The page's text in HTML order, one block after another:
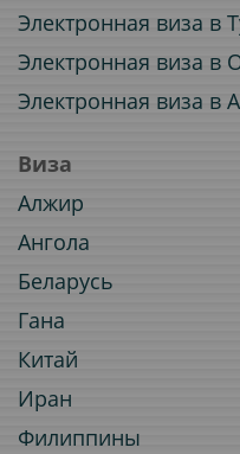
Электронная виза в
Электронная виза в
Электронная виза в
Виза
Алжир
Ангола
Беларусь
Гана
Китай
Иран
Филиппины